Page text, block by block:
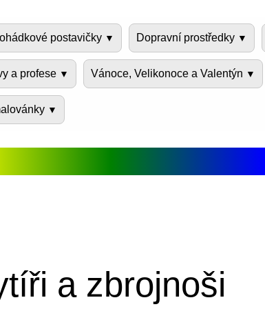
postavičky Dopravní prostředky
a profese Vánoce, Velikonoce a Valentýn
a zbrojnoši